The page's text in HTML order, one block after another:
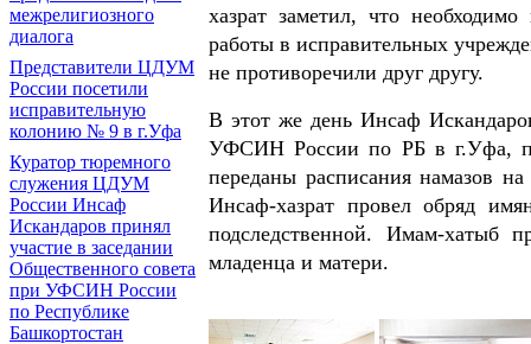
межрелигиозного
диалога
Представители ЦДУМ
России посетили
исправительную
колонию № 9 в г.Уфа
Куратор тюремного
служения ЦДУМ
России Инсаф
Искандаров принял
участие в заседании
Общественного совета
при УФСИН России
по Республике
Башкортостан
хазрат заметил, что
работы в исправительных
не противоречили друг другу.
В этот же день Инсаф
УФСИН России по РБ в г.Уфа,
переданы расписания намазов
Инсаф-хазрат провел обряд
подследственной. Имам-хатыб
младенца и матери.